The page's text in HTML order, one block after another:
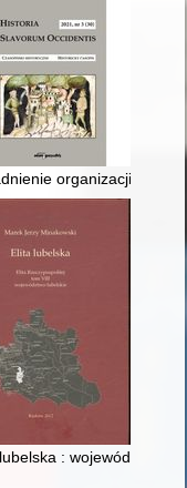
świetle akt Komisji
organizacji
: prosopografìčnì
: województwo